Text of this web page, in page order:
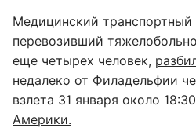
Медицинский транспортный
перевозивший
еще четырех человек,
недалеко от Филадельфии
взлета 31 января около
Америки.